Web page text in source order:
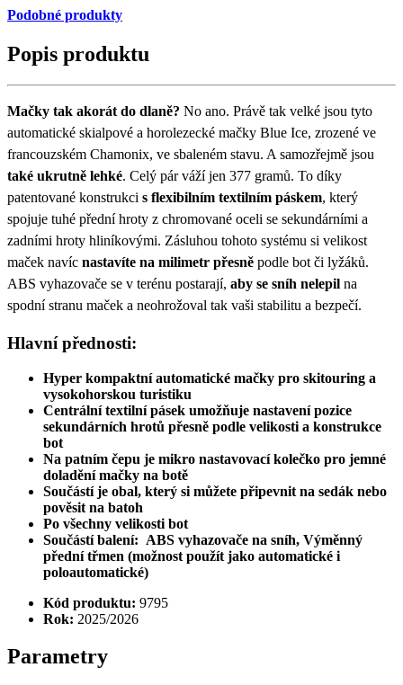
Podobné produkty
Popis produktu
Mačky tak akorát do dlaně? No ano. Právě tak velké jsou tyto
automatické skialpové a horolezecké mačky Blue Ice, zrozené ve
francouzském Chamonix, ve sbaleném stavu. A samozřejmě jsou
také ukrutně lehké. Celý pár váží jen 377 gramů. To díky
patentované konstrukci s flexibilním textilním páskem, který
spojuje tuhé přední hroty z chromované oceli se sekundárními a
zadními hroty hliníkovými. Zásluhou tohoto systému si velikost
maček navíc nastavíte na milimetr přesně podle bot či lyžáků.
ABS vyhazovače se v terénu postarají, aby se sníh nelepil na
spodní stranu maček a neohrožoval tak vaši stabilitu a bezpečí.
Hlavní přednosti:
Hyper kompaktní automatické mačky pro skitouring a
vysokohorskou turistiku
Centrální textilní pásek umožňuje nastavení pozice
sekundárních hrotů přesně podle velikosti a konstrukce
bot
Na patním čepu je mikro nastavovací kolečko pro jemné
doladění mačky na botě
Součástí je obal, který si můžete připevnit na sedák nebo
pověsit na batoh
Po všechny velikosti bot
Součástí balení: ABS vyhazovače na sníh, Výměnný
přední třmen (možnost použít jako automatické i
poloautomatické)
Kód produktu: 9795
Rok: 2025/2026
Parametry